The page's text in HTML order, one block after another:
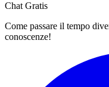
Chat Gratis
Come passare il tempo
conoscenze!